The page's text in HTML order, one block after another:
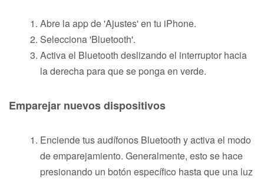
Abre la app de 'Ajustes' en tu iPhone.
Selecciona 'Bluetooth'.
Activa el Bluetooth deslizando el interruptor hacia
la derecha para que se ponga en verde.
Emparejar nuevos dispositivos
Enciende tus audífonos Bluetooth y activa el modo
de emparejamiento. Generalmente, esto se hace
presionando un botón específico hasta que una luz